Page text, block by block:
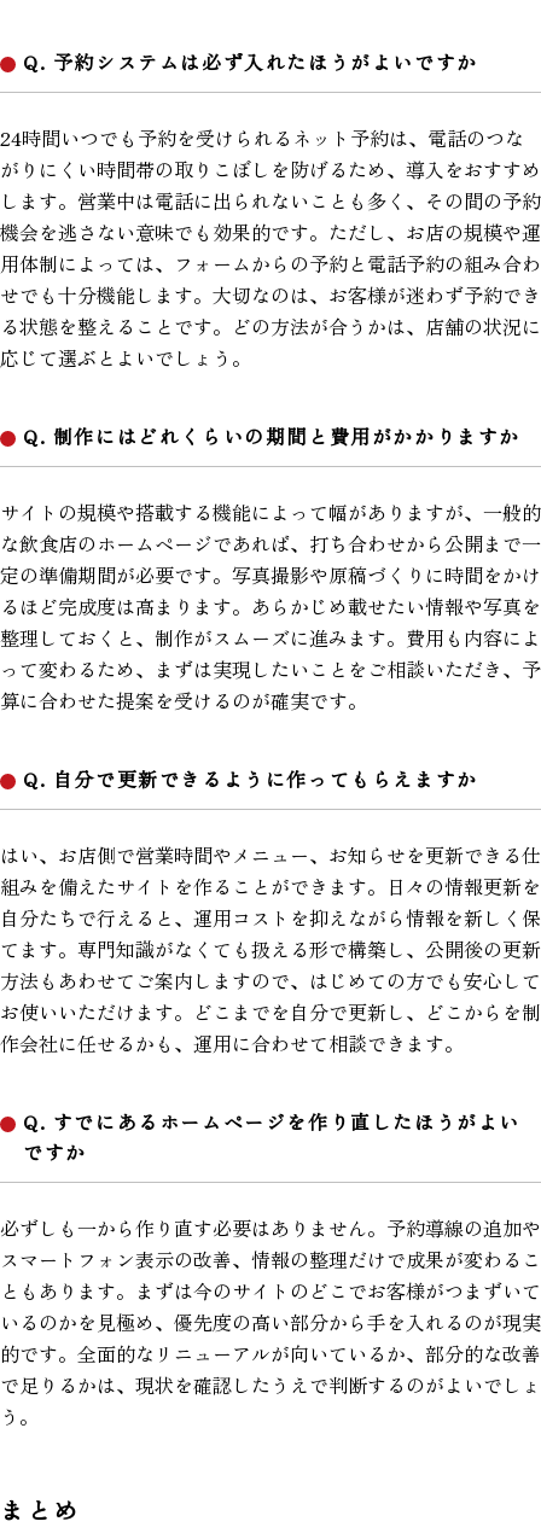
Q. 予約システムは必ず入れたほうがよいですか
24時間いつでも予約を受けられるネット予約は、電話のつな
がりにくい時間帯の取りこぼしを防げるため、導入をおすすめ
します。営業中は電話に出られないことも多く、その間の予約
機会を逃さない意味でも効果的です。ただし、お店の規模や運
用体制によっては、フォームからの予約と電話予約の組み合わ
せでも十分機能します。大切なのは、お客様が迷わず予約でき
る状態を整えることです。どの方法が合うかは、店舗の状況に
応じて選ぶとよいでしょう。
Q. 制作にはどれくらいの期間と費用がかかりますか
サイトの規模や搭載する機能によって幅がありますが、一般的
な飲食店のホームページであれば、打ち合わせから公開まで一
定の準備期間が必要です。写真撮影や原稿づくりに時間をかけ
るほど完成度は高まります。あらかじめ載せたい情報や写真を
整理しておくと、制作がスムーズに進みます。費用も内容によ
って変わるため、まずは実現したいことをご相談いただき、予
算に合わせた提案を受けるのが確実です。
Q. 自分で更新できるように作ってもらえますか
はい、お店側で営業時間やメニュー、お知らせを更新できる仕
組みを備えたサイトを作ることができます。日々の情報更新を
自分たちで行えると、運用コストを抑えながら情報を新しく保
てます。専門知識がなくても扱える形で構築し、公開後の更新
方法もあわせてご案内しますので、はじめての方でも安心して
お使いいただけます。どこまでを自分で更新し、どこからを制
作会社に任せるかも、運用に合わせて相談できます。
Q. すでにあるホームページを作り直したほうがよい
ですか
必ずしも一から作り直す必要はありません。予約導線の追加や
スマートフォン表示の改善、情報の整理だけで成果が変わるこ
ともあります。まずは今のサイトのどこでお客様がつまずいて
いるのかを見極め、優先度の高い部分から手を入れるのが現実
的です。全面的なリニューアルが向いているか、部分的な改善
で足りるかは、現状を確認したうえで判断するのがよいでしょ
う。
まとめ